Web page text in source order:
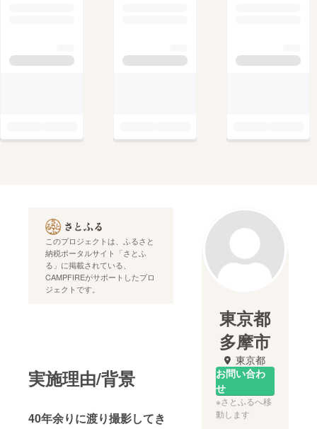
このプロジェクトは、ふるさと
納税ポータルサイト「さとふ
る」に掲載されている、
CAMPFIREがサポートしたプロ
ジェクトです。
実施理由/背景
40年余りに渡り撮影してき
東京都
多摩市
東京都
お問い合わ
せ
※さとふるへ移
動します